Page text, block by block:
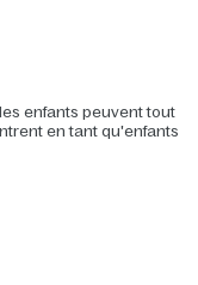
enfants peuvent tout
en tant qu'enfants